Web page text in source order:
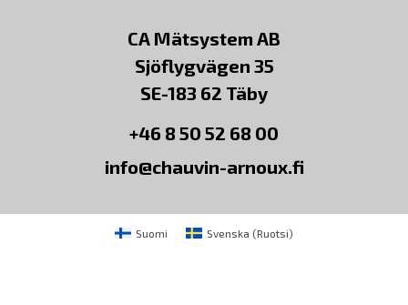
CA Mätsystem AB
Sjöflygvägen 35
SE-183 62 Täby
+46 8 50 52 68 00
info@chauvin-arnoux.fi
Suomi Svenska (Ruotsi)